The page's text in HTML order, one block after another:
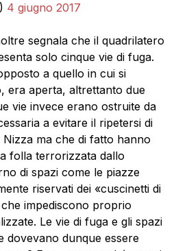
4 giugno 2017
segnala che il quadrilatero
solo cinque vie di fuga.
a quello in cui si
era aperta, altrettanto due
vie invece erano ostruite da
a evitare il ripetersi di
ma che di fatto hanno
folla terrorizzata dallo
di spazi come le piazze
riservati dei «cuscinetti di
impediscono proprio
Le vie di fuga e gli spazi
dovevano dunque essere